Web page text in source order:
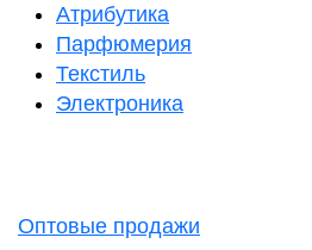
Атрибутика
Парфюмерия
Текстиль
Электроника
Оптовые продажи